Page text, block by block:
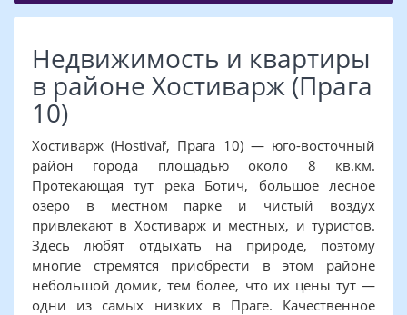
Недвижимость и квартиры
в районе Хостиварж (Прага
10)
Хостиварж (Hostivař, Прага 10) — юго-восточный
район города площадью около 8 кв.км.
Протекающая тут река Ботич, большое лесное
озеро в местном парке и чистый воздух
привлекают в Хостиварж и местных, и туристов.
Здесь любят отдыхать на природе, поэтому
многие стремятся приобрести в этом районе
небольшой домик, тем более, что их цены тут —
одни из самых низких в Праге. Качественное